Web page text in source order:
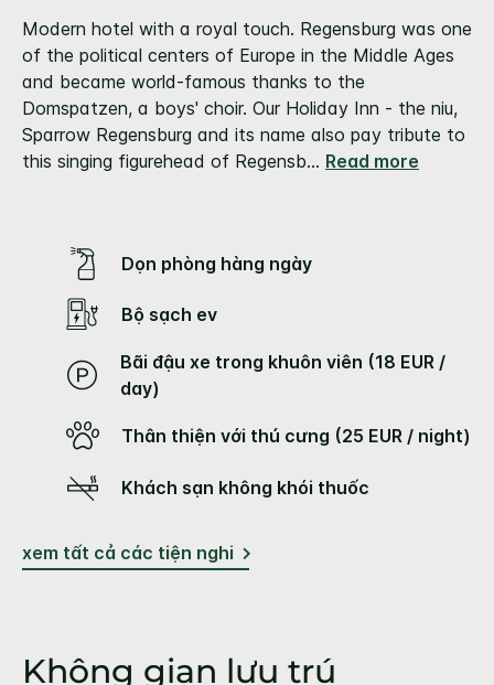
đánh
giá.
Liên
kết
trang
tương
tự.
Modern hotel with a royal touch. Regensburg was one
of the political centers of Europe in the Middle Ages
and became world-famous thanks to the
Domspatzen, a boys' choir. Our Holiday Inn - the niu,
Sparrow Regensburg and its name also pay tribute to
this singing figurehead of Regensb... Read more
Dọn phòng hàng ngày
Bộ sạch ev
Bãi đậu xe trong khuôn viên (18 EUR /
day)
Thân thiện với thú cưng (25 EUR / night)
Khách sạn không khói thuốc
xem tất cả các tiện nghi
Không gian lưu trú